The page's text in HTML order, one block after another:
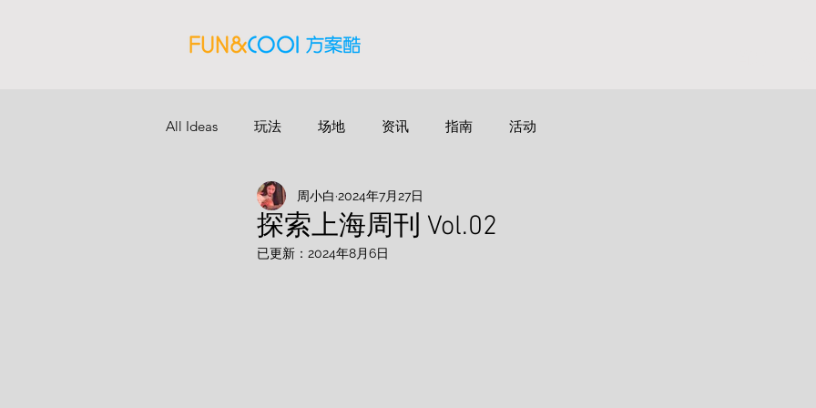
All Ideas 玩法 场地 资讯 指南 活动
探索上海周刊 Vol.02
周小白 2024年7月27日
已更新： 2024年8月6日